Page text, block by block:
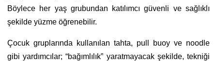
Böylece her yaş grubundan katılımcı güvenli ve sağlıklı
şekilde yüzme öğrenebilir.
Çocuk gruplarında kullanılan tahta, pull buoy ve noodle
gibi yardımcılar; “bağımlılık” yaratmayacak şekilde, tekniği